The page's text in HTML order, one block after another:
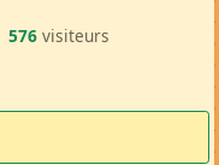
576 visiteurs